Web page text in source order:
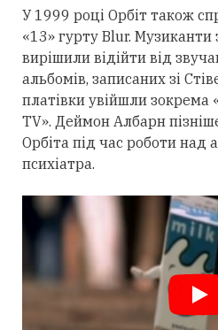
У 1999 році Орбіт також
«13» гурту Blur. Музиканти
вирішили відійти від
альбомів, записаних зі
платівки увійшли зокрема
TV». Деймон Албарн
Орбіта під час роботи над
психіатра.